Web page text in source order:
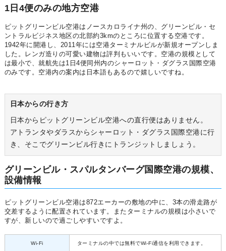
1日4便のみの地方空港
ピットグリーンビル空港はノースカロライナ州の、グリーンビル・セ
ントラルビジネス地区の北部約3kmのところに位置する空港です。
1942年に開港し、2011年には空港ターミナルビルが新規オープンしま
した。レンガ造りの可愛い建物は評判もいいです。空港の規模として
は最小で、就航先は1日4便同州内のシャーロット・ダグラス国際空港
のみです。空港内の案内は日本語もあるので嬉しいですね。
日本からの行き方
日本からピットグリーンビル空港への直行便はありません。
アトランタやダラスからシャーロット・ダグラス国際空港に行
き、そこでグリーンビル行きにトランジットしましょう。
グリーンビル・スパルタンバーグ国際空港の規模、
設備情報
ピットグリーンビル空港は872エーカーの敷地の中に、3本の滑走路が
交差するように配置されています。またターミナルの規模は小さいで
すが、新しいので過ごしやすいですよ。
Wi-Fi ターミナルの中では無料でWi-Fi通信を利用できます。